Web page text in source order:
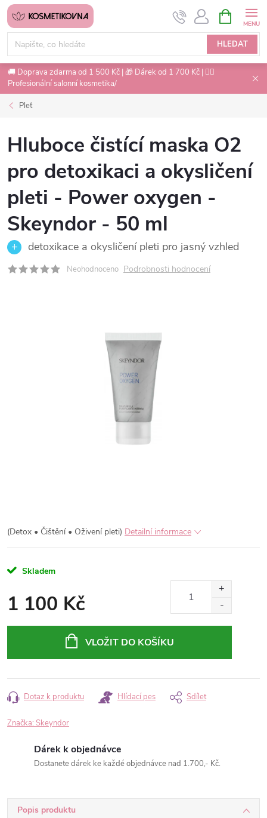
Přejít
obsah
HLEDAT
NÁKUPNÍ
KOŠÍK
🚚 Doprava zdarma od 1 500 Kč | 🎁 Dárek od 1 700 Kč | 💇‍♀️
Profesionální salonní kosmetika/
Pleť
Hluboce čistící maska O2
pro detoxikaci a okysličení
pleti - Power oxygen -
Skeyndor - 50 ml
detoxikace a okysličení pleti pro jasný vzhled
Neohodnoceno Podrobnosti hodnocení
(Detox • Čištění • Oživení pleti) Detailní informace
Skladem
1 100 Kč
VLOŽIT DO KOŠÍKU
Dotaz k produktu Hlídací pes Sdílet
Značka: Skeyndor
Dárek k objednávce
Dostanete dárek ke každé objednávce nad 1.700,- Kč.
Popis produktu